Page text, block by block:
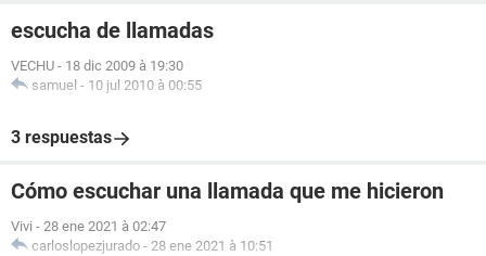
escucha de llamadas
VECHU - 18 dic 2009 à 19:30
samuel - 10 jul 2010 à 00:55
3 respuestas
Cómo escuchar una llamada que me hicieron
Vivi - 28 ene 2021 à 02:47
carloslopezjurado - 28 ene 2021 à 10:51